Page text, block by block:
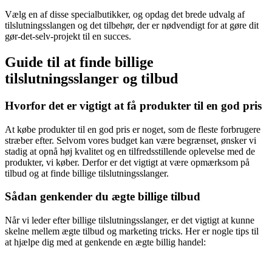
Vælg en af ​​disse specialbutikker, og opdag det brede udvalg af
tilslutningsslangen og det tilbehør, der er nødvendigt for at gøre dit
gør-det-selv-projekt til en succes.
Guide til at finde billige
tilslutningsslanger og tilbud
Hvorfor det er vigtigt at få produkter til en god pris
At købe produkter til en god pris er noget, som de fleste forbrugere
stræber efter. Selvom vores budget kan være begrænset, ønsker vi
stadig at opnå høj kvalitet og en tilfredsstillende oplevelse med de
produkter, vi køber. Derfor er det vigtigt at være opmærksom på
tilbud og at finde billige tilslutningsslanger.
Sådan genkender du ægte billige tilbud
Når vi leder efter billige tilslutningsslanger, er det vigtigt at kunne
skelne mellem ægte tilbud og marketing tricks. Her er nogle tips til
at hjælpe dig med at genkende en ægte billig handel: